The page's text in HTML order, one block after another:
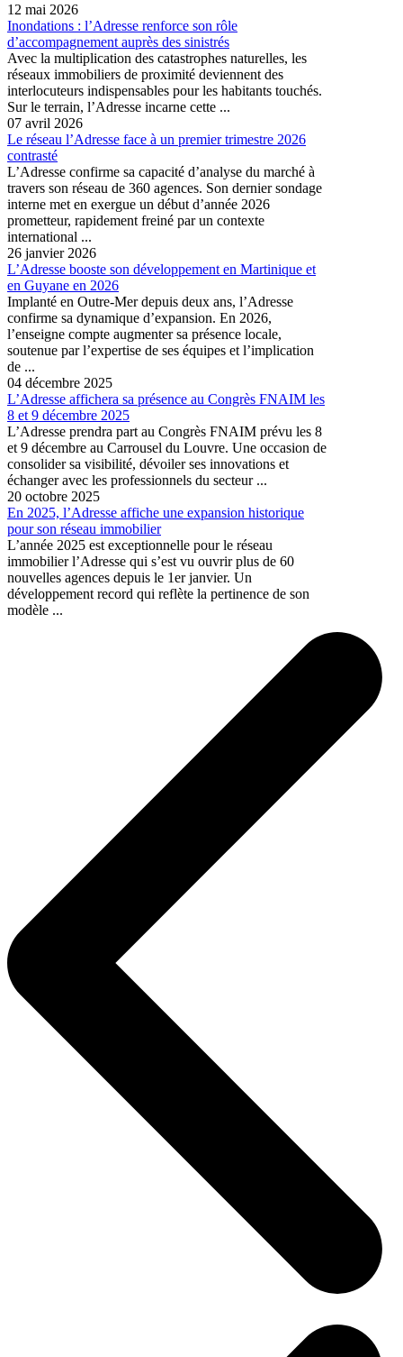
12 mai 2026
Inondations : l’Adresse renforce son rôle
d’accompagnement auprès des sinistrés
Avec la multiplication des catastrophes naturelles, les
réseaux immobiliers de proximité deviennent des
interlocuteurs indispensables pour les habitants touchés.
Sur le terrain, l’Adresse incarne cette ...
07 avril 2026
Le réseau l’Adresse face à un premier trimestre 2026
contrasté
L’Adresse confirme sa capacité d’analyse du marché à
travers son réseau de 360 agences. Son dernier sondage
interne met en exergue un début d’année 2026
prometteur, rapidement freiné par un contexte
international ...
26 janvier 2026
L’Adresse booste son développement en Martinique et
en Guyane en 2026
Implanté en Outre-Mer depuis deux ans, l’Adresse
confirme sa dynamique d’expansion. En 2026,
l’enseigne compte augmenter sa présence locale,
soutenue par l’expertise de ses équipes et l’implication
de ...
04 décembre 2025
L’Adresse affichera sa présence au Congrès FNAIM les
8 et 9 décembre 2025
L’Adresse prendra part au Congrès FNAIM prévu les 8
et 9 décembre au Carrousel du Louvre. Une occasion de
consolider sa visibilité, dévoiler ses innovations et
échanger avec les professionnels du secteur ...
20 octobre 2025
En 2025, l’Adresse affiche une expansion historique
pour son réseau immobilier
L’année 2025 est exceptionnelle pour le réseau
immobilier l’Adresse qui s’est vu ouvrir plus de 60
nouvelles agences depuis le 1er janvier. Un
développement record qui reflète la pertinence de son
modèle ...